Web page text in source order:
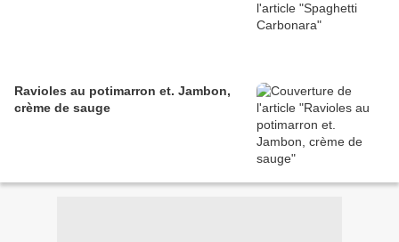
Ravioles au potimarron et. Jambon,
crème de sauge